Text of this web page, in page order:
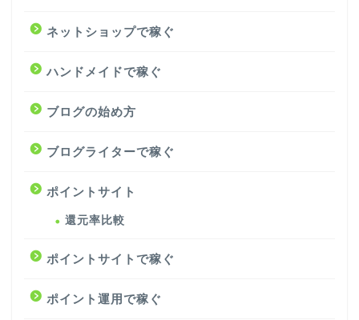
ネットショップで稼ぐ
ハンドメイドで稼ぐ
ブログの始め方
ブログライターで稼ぐ
ポイントサイト
還元率比較
ポイントサイトで稼ぐ
ポイント運用で稼ぐ